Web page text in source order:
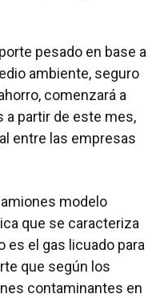
pesado en base a
ambiente, seguro
comenzará a
partir de este mes,
entre las empresas
modelo
que se caracteriza
es el gas licuado para
que según los
contaminantes en